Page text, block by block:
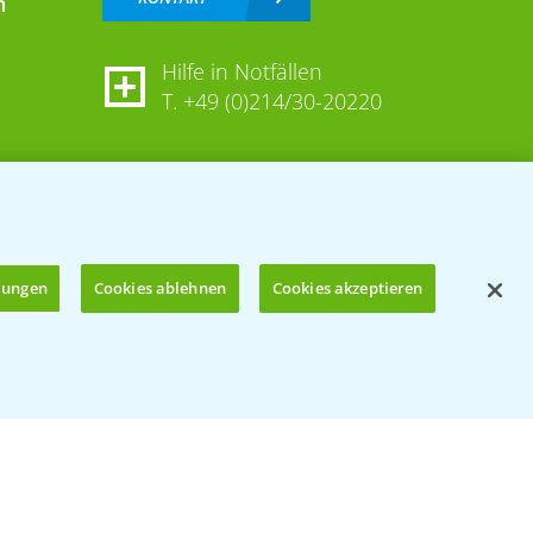
Hilfe in Notfällen
T. +49 (0)214/30-20220
Cookies ablehnen Cookies akzeptieren